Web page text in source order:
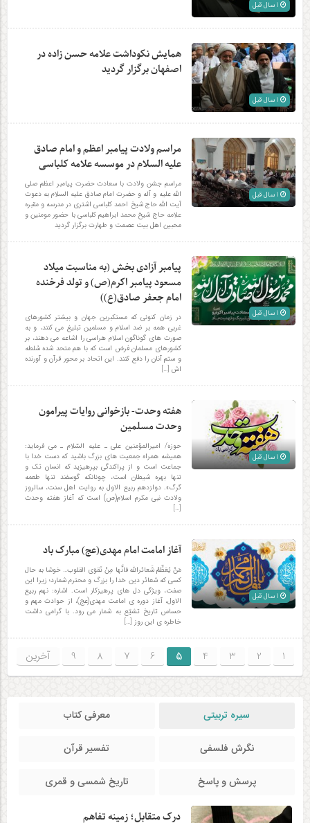
همایش نکوداشت علامه حسن زاده در
اصفهان برگزار گردید
مراسم ولادت پیامبر اعظم و امام صادق
علیه السلام در موسسه علامه کلباسی
مراسم جشن ولادت با سعادت حضرت پیامبر اعظم صلی
الله علیه و آله و حضرت امام صادق علیه السلام به دعوت
آیت الله حاج شیخ احمد کلباسی اشتری در مدرسه و مقبره
علامه حاج شیخ محمد ابراهیم کلباسی با حضور مومنین و
محبین اهل بیت عصمت و طهارت برگزار گردید
پیامبر آزادی بخش (به مناسبت میلاد
مسعود پیامبر اکرم(ص) و تولد فرخنده
امام جعفر صادق(ع))
در زمان کنونی که مستکبرین جهان و بیشتر کشورهای
غربی همه بر ضد اسلام و مسلمین تبلیغ می کنند، و به
صورت های گوناگون اسلام هراسی را اشاعه می دهند، بر
کشورهای مسلمان فرض است که با هم متحد شده سُلطه
و ستم آنان را دفع کنند. این اتحاد بر محور قرآن و آورنده
اش […]
هفته وحدت- بازخوانی روایات پیرامون
وحدت مسلمین
حوزه/ امیرالمؤمنین علی ـ علیه السّلام ـ می فرماید:
همیشه همراه جمعیت های بزرگ باشید که دست خدا با
جماعت است و از پراکندگی بپرهیزید که انسان تک و
تنها بهره شیطان است، چونانکه گوسفند تنها طعمه
گرگ». دوازدهم ربیع الاول به روایت اهل سنت، سالروز
ولادت نبی مکرم اسلام(ص) است که آغاز هفته وحدت
[…]
آغاز امامت امام مهدی(عج) مبارک باد
مَنْ یُعَظِّمْ شَعائراللّه فانَّها مِنْ تَقوَی القلوب… خوشا به حال
کسی که شعائر دین خدا را بزرگ و محترم شمارد؛ زیرا این
صفت، ویژگی دل های پرهیزکار است. اشاره: نهم ربیع
الاول، آغاز دوره ی امامت مهدی(عج)، از حوادث مهم و
حساس تاریخ تشیّع به شمار می رود. با گرامی داشت
خاطره ی این روز […]
1
2
3
4
5
6
7
8
9 آخرین
سیره تربیتی
معرفی کتاب
نگرش فلسفی
تفسیر قرآن
پرسش و پاسخ
تاریخ شمسی و قمری
درک متقابل؛ زمینه تفاهم